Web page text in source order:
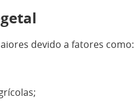
devido a fatores como: